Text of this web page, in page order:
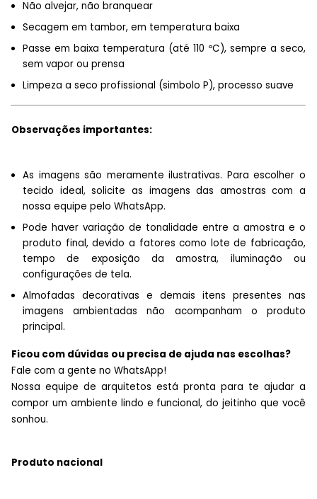
Não alvejar, não branquear
Secagem em tambor, em temperatura baixa
Passe em baixa temperatura (até 110 ºC), sempre a seco,
sem vapor ou prensa
Limpeza a seco profissional (simbolo P), processo suave
Observações importantes:
As imagens são meramente ilustrativas. Para escolher o
tecido ideal, solicite as imagens das amostras com a
nossa equipe pelo WhatsApp.
Pode haver variação de tonalidade entre a amostra e o
produto final, devido a fatores como lote de fabricação,
tempo de exposição da amostra, iluminação ou
configurações de tela.
Almofadas decorativas e demais itens presentes nas
imagens ambientadas não acompanham o produto
principal.
Ficou com dúvidas ou precisa de ajuda nas escolhas?
Fale com a gente no WhatsApp!
Nossa equipe de arquitetos está pronta para te ajudar a
compor um ambiente lindo e funcional, do jeitinho que você
sonhou.
Produto nacional